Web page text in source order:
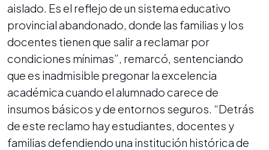
aislado. Es el reflejo de un sistema educativo
provincial abandonado, donde las familias y los
docentes tienen que salir a reclamar por
condiciones mínimas”, remarcó, sentenciando
que es inadmisible pregonar la excelencia
académica cuando el alumnado carece de
insumos básicos y de entornos seguros. “Detrás
de este reclamo hay estudiantes, docentes y
familias defendiendo una institución histórica de